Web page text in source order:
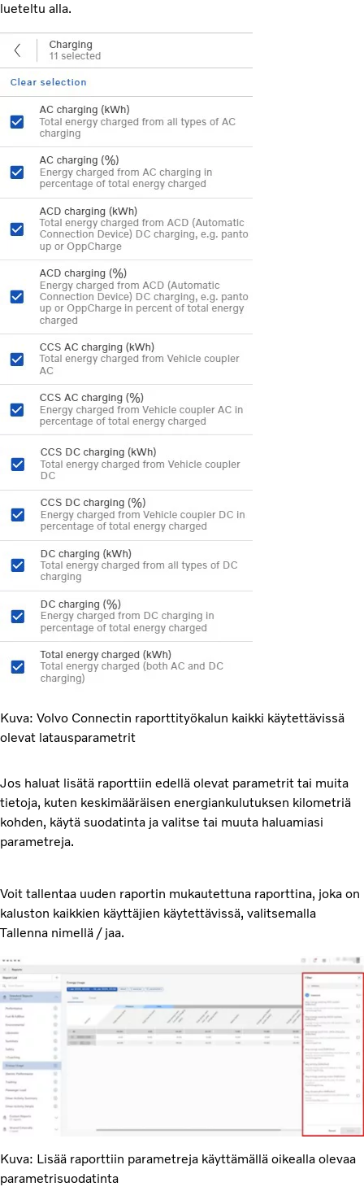
lueteltu alla.
Kuva: Volvo Connectin raporttityökalun kaikki käytettävissä
olevat latausparametrit
Jos haluat lisätä raporttiin edellä olevat parametrit tai muita
tietoja, kuten keskimääräisen energiankulutuksen kilometriä
kohden, käytä suodatinta ja valitse tai muuta haluamiasi
parametreja.
Voit tallentaa uuden raportin mukautettuna raporttina, joka on
kaluston kaikkien käyttäjien käytettävissä, valitsemalla
Tallenna nimellä / jaa.
Kuva: Lisää raporttiin parametreja käyttämällä oikealla olevaa
parametrisuodatinta